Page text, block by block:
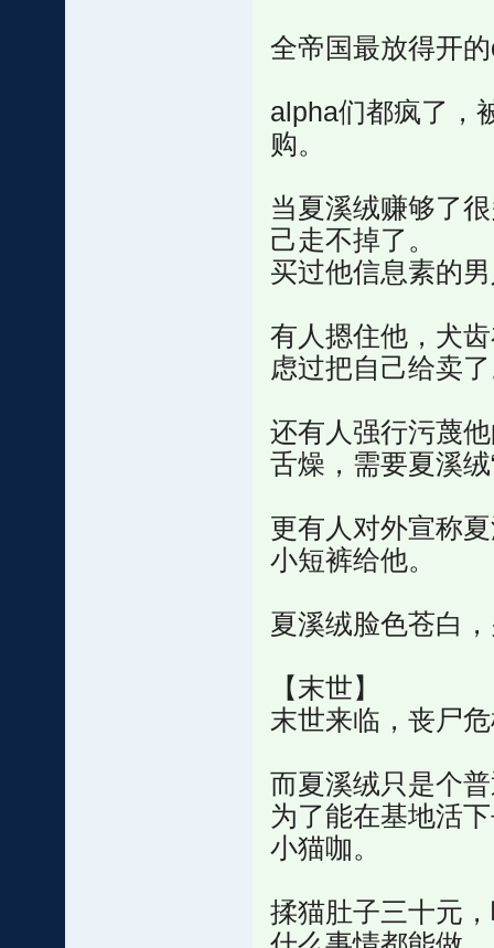
全帝国最放得开
alpha们都疯了，
购。
当夏溪绒赚够了
己走不掉了。
买过他信息素的
有人摁住他，犬
虑过把自己给卖
还有人强行污蔑
舌燥，需要夏溪
更有人对外宣称
小短裤给他。
夏溪绒脸色苍白
【末世】
末世来临，丧尸
而夏溪绒只是个
为了能在基地活
小猫咖。
揉猫肚子三十元